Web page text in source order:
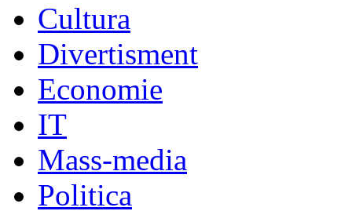
Cultura
Divertisment
Economie
IT
Mass-media
Politica